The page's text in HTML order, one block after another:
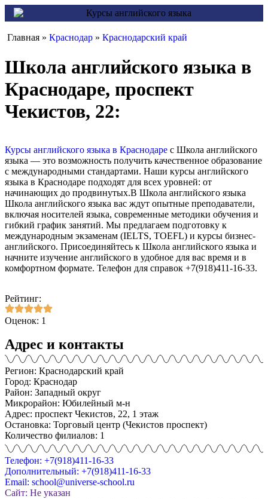
Главная » Краснодар » Краснодарский край
Школа английского языка в
Краснодаре, проспект
Чекистов, 22:
Курсы английского языка в Краснодаре с Школа английского
языка — это возможность получить качественное образование
с международными стандартами. Наши курсы английского
языка в Краснодаре подходят для всех уровней: от
начинающих до продвинутых.В Школа английского языка
Школа английского языка вас ждут опытные преподаватели,
включая носителей языка, современные методики обучения и
гибкий график занятий. Мы предлагаем подготовку к
международным экзаменам (IELTS, TOEFL) и курсы бизнес-
английского. Присоединяйтесь к Школа английского языка и
начните изучение английского в удобное для вас время и в
комфортном формате. Телефон для справок +7(918)411-16-33.
Рейтинг:
Оценок: 1
Адрес и контакты
Регион: Краснодарский край
Город: Краснодар
Район: Западный округ
Микрорайон: Юбилейный м-н
Адрес: проспект Чекистов, 22, 1 этаж
Остановка: Торговый центр (Чекистов проспект)
Количество филиалов: 1
Телефон: +7(918)411-16-33
Дополнительный: +7(918)411-16-33
Email: school@universe-school.ru
Сайт: Не указан